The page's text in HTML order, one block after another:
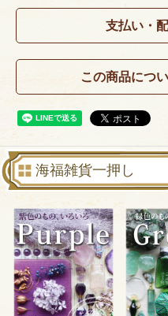
支払い・
この商品につ
海福雑貨一押し